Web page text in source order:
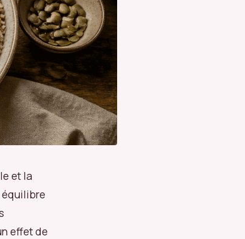
et la
équilibre
effet de